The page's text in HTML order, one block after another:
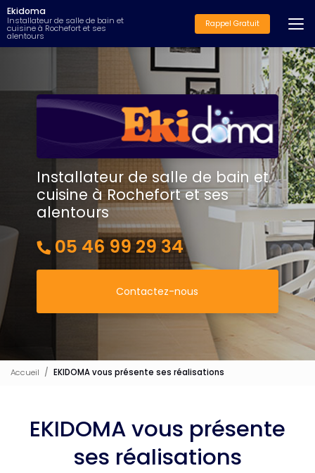
Aller
au
contenu
principal
Ekidoma
Installateur de salle de bain et
cuisine à Rochefort et ses
alentours
Rappel Gratuit
Installateur de salle de bain et
cuisine à Rochefort et ses
alentours
05 46 99 29 34
Contactez-nous
Accueil EKIDOMA vous présente ses réalisations
EKIDOMA vous présente
ses réalisations